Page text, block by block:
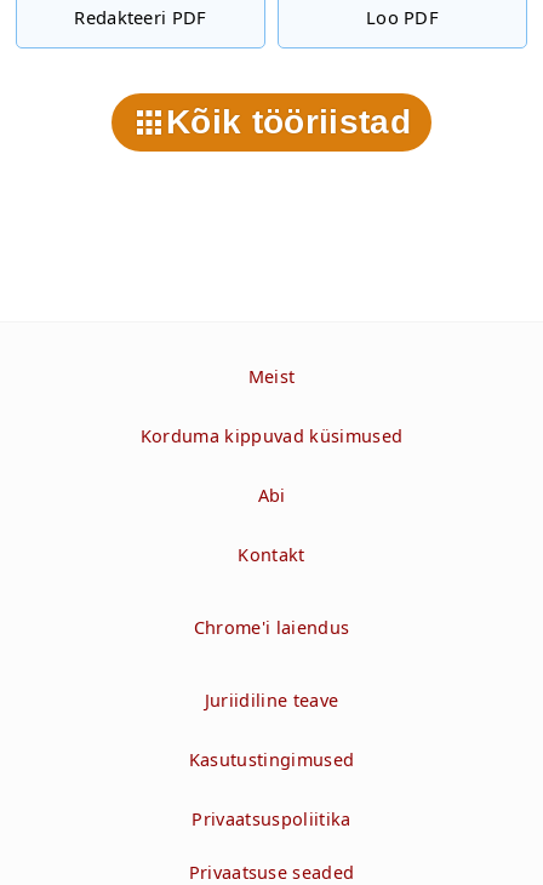
Redakteeri PDF Loo PDF
Kõik tööriistad
Meist
Korduma kippuvad küsimused
Abi
Kontakt
Chrome'i laiendus
Juriidiline teave
Kasutustingimused
Privaatsuspoliitika
Privaatsuse seaded